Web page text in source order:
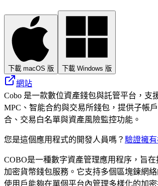
下載 macOS 版 下載 Windows 版
網站
Cobo 是一款數位資產錢包與託管平台，支
MPC、智能合約與交易所錢包，提供子帳
合、交易白名單與資產風險監控功能。
您是這個應用程式的開發人員嗎？ 驗證擁
COBO是一種數字資產管理應用程序，旨
加密貨幣錢包服務。它支持多個區塊鍊網絡
使用戶能夠在單個平台內管理多樣化的加密